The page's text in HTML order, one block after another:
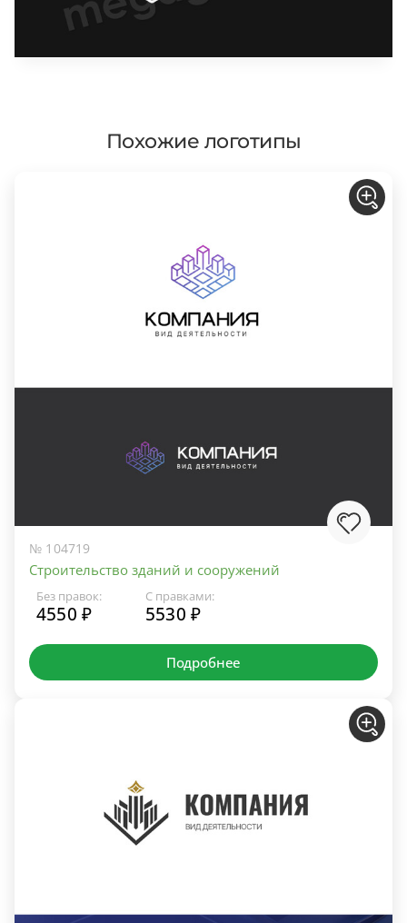
Похожие логотипы
№ 104719
Строительство зданий и сооружений
Без правок:
4550 ₽
С правками:
5530 ₽
Подробнее